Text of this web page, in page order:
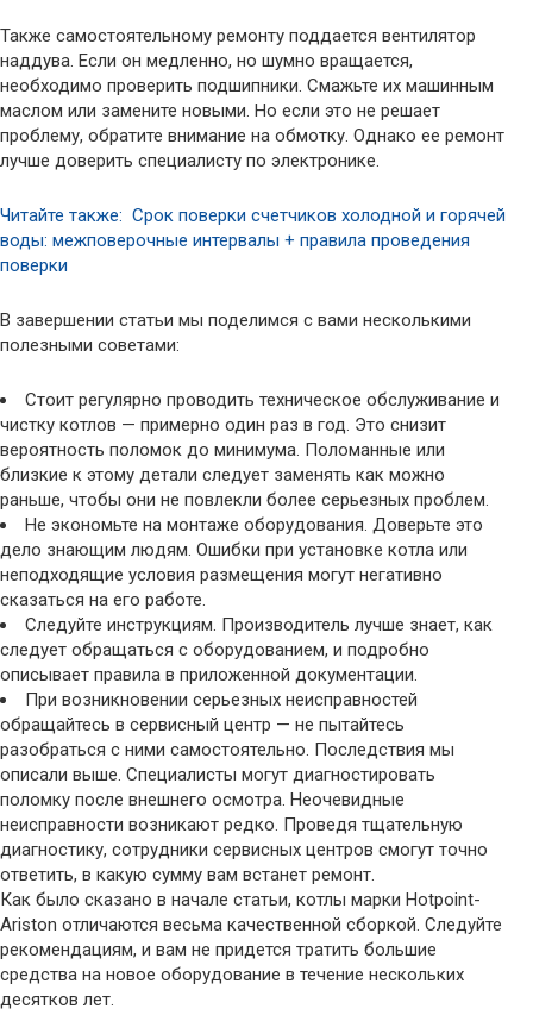
Также самостоятельному ремонту поддается вентилятор
наддува. Если он медленно, но шумно вращается,
необходимо проверить подшипники. Смажьте их машинным
маслом или замените новыми. Но если это не решает
проблему, обратите внимание на обмотку. Однако ее ремонт
лучше доверить специалисту по электронике.
Читайте также: Срок поверки счетчиков холодной и горячей
воды: межповерочные интервалы + правила проведения
поверки
В завершении статьи мы поделимся с вами несколькими
полезными советами:
Стоит регулярно проводить техническое обслуживание и
чистку котлов — примерно один раз в год. Это снизит
вероятность поломок до минимума. Поломанные или
близкие к этому детали следует заменять как можно
раньше, чтобы они не повлекли более серьезных проблем.
Не экономьте на монтаже оборудования. Доверьте это
дело знающим людям. Ошибки при установке котла или
неподходящие условия размещения могут негативно
сказаться на его работе.
Следуйте инструкциям. Производитель лучше знает, как
следует обращаться с оборудованием, и подробно
описывает правила в приложенной документации.
При возникновении серьезных неисправностей
обращайтесь в сервисный центр — не пытайтесь
разобраться с ними самостоятельно. Последствия мы
описали выше. Специалисты могут диагностировать
поломку после внешнего осмотра. Неочевидные
неисправности возникают редко. Проведя тщательную
диагностику, сотрудники сервисных центров смогут точно
ответить, в какую сумму вам встанет ремонт.
Как было сказано в начале статьи, котлы марки Hotpoint-
Ariston отличаются весьма качественной сборкой. Следуйте
рекомендациям, и вам не придется тратить большие
средства на новое оборудование в течение нескольких
десятков лет.